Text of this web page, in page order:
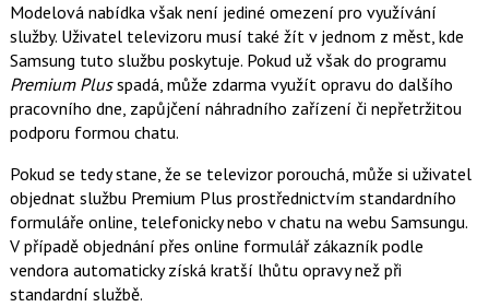
Modelová nabídka však není jediné omezení pro využívání
služby. Uživatel televizoru musí také žít v jednom z měst, kde
Samsung tuto službu poskytuje. Pokud už však do programu
Premium Plusspadá, může zdarma využít opravu do dalšího
pracovního dne, zapůjčení náhradního zařízení či nepřetržitou
podporu formou chatu.
Pokud se tedy stane, že se televizor porouchá, může si uživatel
objednat službu Premium Plus prostřednictvím standardního
formuláře online, telefonicky nebo v chatu na webu Samsungu.
V případě objednání přes online formulář zákazník podle
vendora automaticky získá kratší lhůtu opravy než při
standardní službě.